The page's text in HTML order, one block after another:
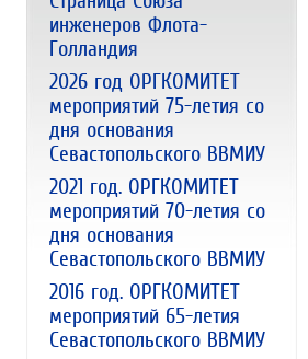
инженеров Флота-
Голландия
2026 год ОРГКОМИТЕТ
мероприятий 75-летия со
дня основания
Севастопольского ВВМИУ
2021 год. ОРГКОМИТЕТ
мероприятий 70-летия со
дня основания
Севастопольского ВВМИУ
2016 год. ОРГКОМИТЕТ
мероприятий 65-летия
Севастопольского ВВМИУ